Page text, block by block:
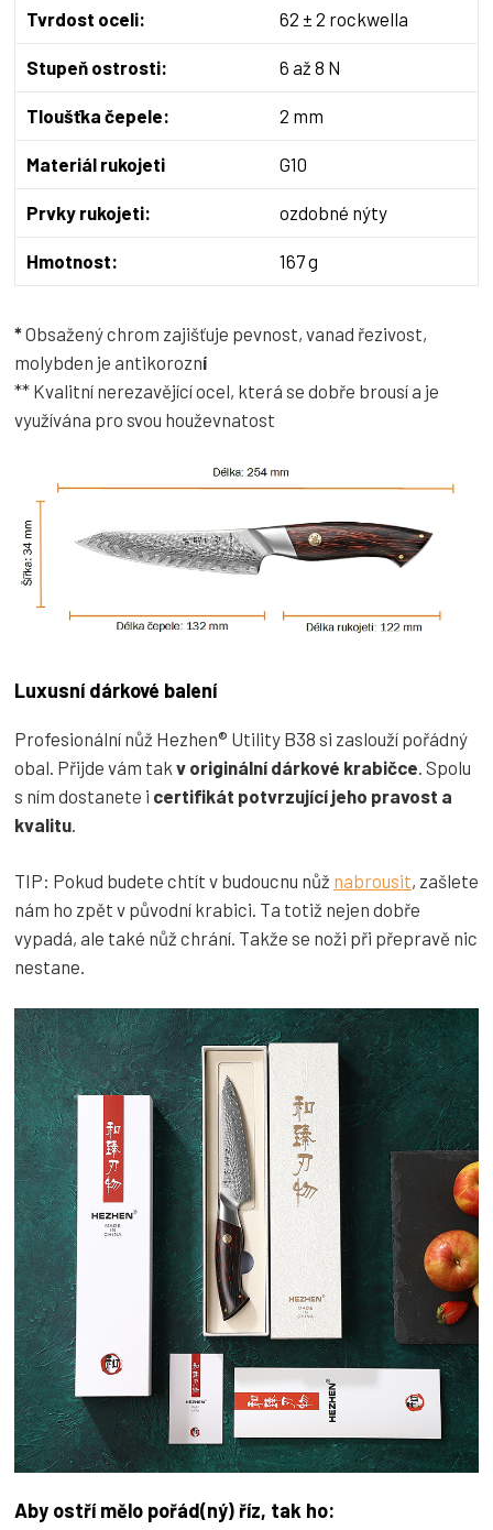
Tvrdost oceli: 62 ± 2 rockwella
Stupeň ostrosti: 6 až 8 N
Tloušťka čepele: 2 mm
Materiál rukojeti G10
Prvky rukojeti: ozdobné nýty
Hmotnost: 167 g
*Obsažený chrom zajišťuje pevnost, vanad řezivost,
molybden je antikorozní
** Kvalitní nerezavějící ocel, která se dobře brousí a je
využívána pro svou houževnatost
Luxusní dárkové balení
Profesionální nůž Hezhen® Utility B38 si zaslouží pořádný
obal. Přijde vám tak v originální dárkové krabičce . Spolu
s ním dostanete i certifikát potvrzující jeho pravost a
kvalitu
TIP: Pokud budete chtít v budoucnu nůž nabrousit, zašlete
nám ho zpět v původní krabici. Ta totiž nejen dobře
vypadá, ale také nůž chrání. Takže se noži při přepravě nic
nestane.
Aby ostří mělo pořád(ný) říz, tak ho: